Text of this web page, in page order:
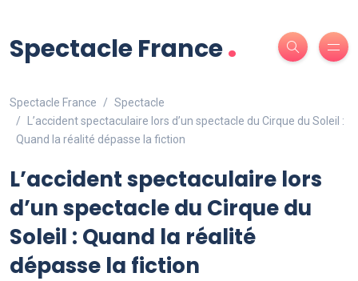
Spectacle France.
Spectacle France
Spectacle
L’accident spectaculaire lors d’un spectacle du Cirque du Soleil :
Quand la réalité dépasse la fiction
L’accident spectaculaire lors
d’un spectacle du Cirque du
Soleil : Quand la réalité
dépasse la fiction